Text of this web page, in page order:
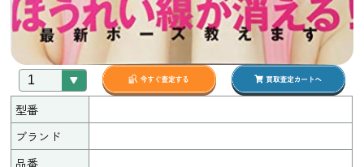
型番
ブランド
品番